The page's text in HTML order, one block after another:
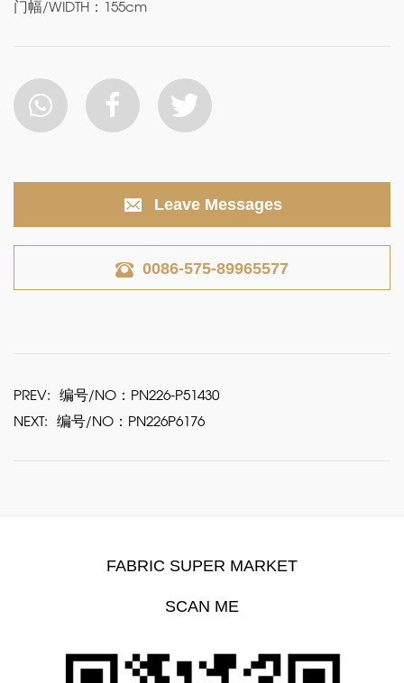
门幅/WIDTH：155cm
Leave Messages
0086-575-89965577
PREV: 编号/NO：PN226-P51430
NEXT: 编号/NO：PN226P6176
FABRIC SUPER MARKET
SCAN ME